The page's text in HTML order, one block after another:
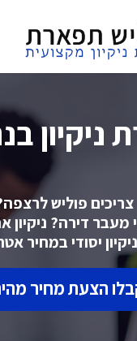
ניקיון
צריכים פוליש
מעבר דירה? ניקיון
יסודי במחיר
הצעת מחיר